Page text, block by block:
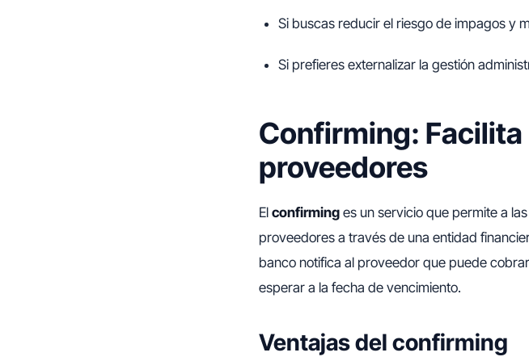
Si buscas reducir el riesgo de impagos y
Si prefieres externalizar la gestión
Confirming: Facilita
proveedores
El confirming es un servicio que permite a
proveedores a través de una entidad
banco notifica al proveedor que puede
esperar a la fecha de vencimiento.
Ventajas del confirming